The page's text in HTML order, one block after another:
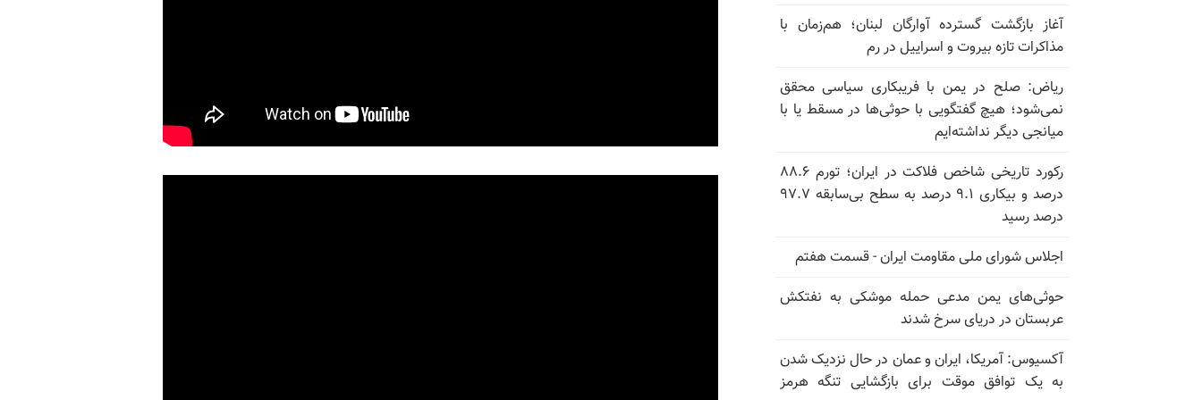
آغاز بازگشت گسترده آوارگان لبنان؛ هم‌زمان با
مذاکرات تازه بیروت و اسراییل در رم
ریاض: صلح در یمن با فریبکاری سیاسی محقق
نمی‌شود؛ هیچ گفتگویی با حوثی‌ها در مسقط یا با
میانجی دیگر نداشته‌ایم
رکورد تاریخی شاخص فلاکت در ایران؛ تورم ۸۸.۶
درصد و بیکاری ۹.۱ درصد به سطح بی‌سابقه ۹۷.۷
درصد رسید
اجلاس شورای ملی مقاومت ایران - قسمت هفتم
حوثی‌های یمن مدعی حمله موشکی به نفتکش
عربستان در دریای سرخ شدند
آکسیوس: آمریکا، ایران و عمان در حال نزدیک شدن
به یک توافق موقت برای بازگشایی تنگه هرمز